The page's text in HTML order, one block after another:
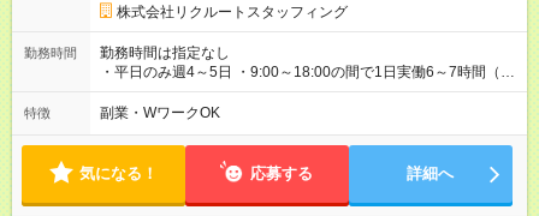
雇用契約を締結している会社がある場合、兼業にあたります
（休職中、有給消化期間中等） 【試用期間】試用期間なし
株式会社リクルートスタッフィング
勤務時間
勤務時間は指定なし
・平日のみ週4～5日 ・9:00～18:00の間で1日実働6～7時間（週
5日の場合は実働5.5時間） ・残業1～5時間程度/月 ※繁忙期は月
初2営業日＆5月、8月、11月、2月です
特徴 副業・WワークOK
気になる！ 応募する 詳細へ